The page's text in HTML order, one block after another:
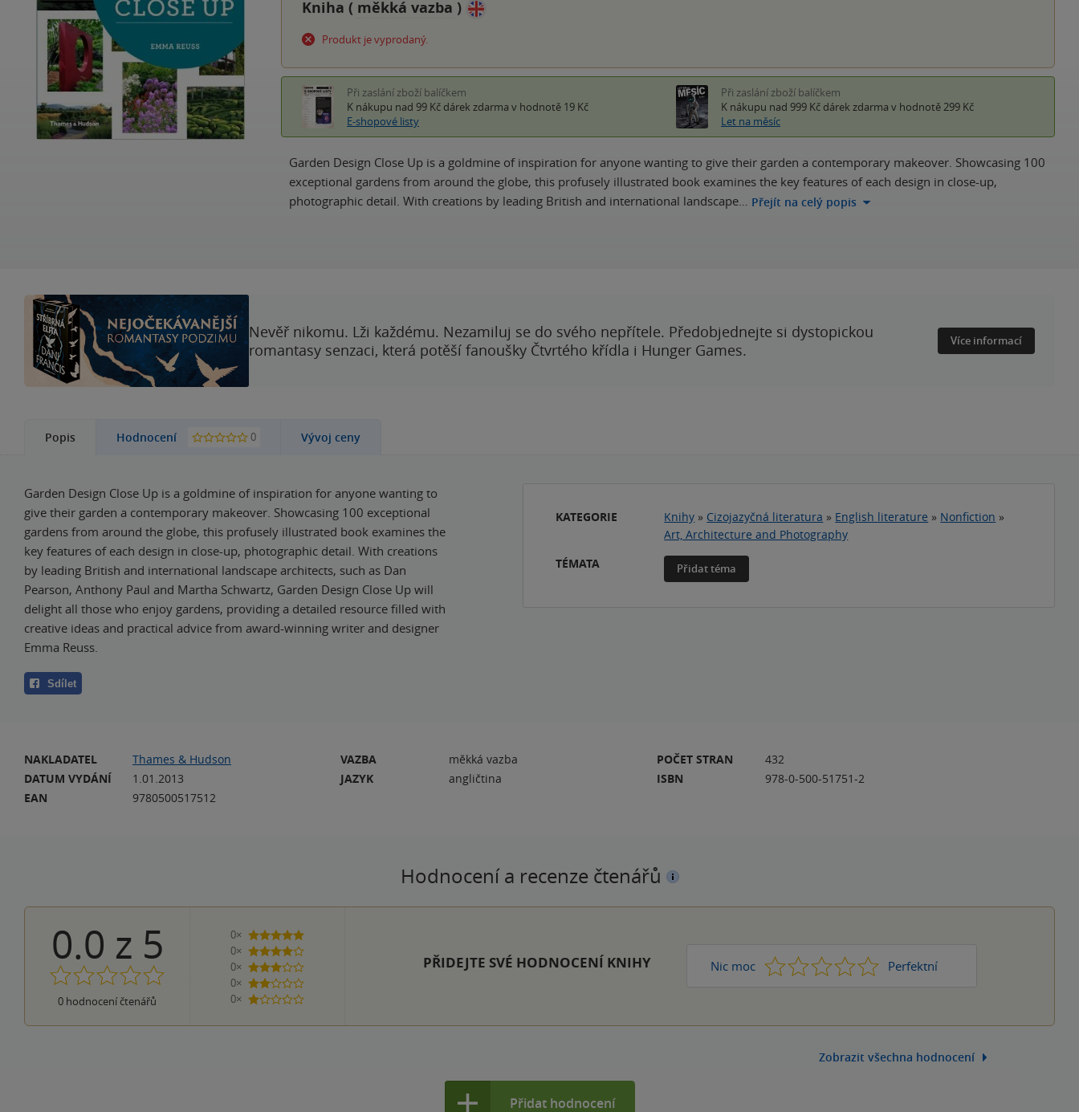
Kniha ( měkká vazba )
Produkt je vyprodaný.
Při zaslání zboží balíčkem
K nákupu nad 99 Kč dárek zdarma v hodnotě 19 Kč
E-shopové listy
Při zaslání zboží balíčkem
K nákupu nad 999 Kč dárek zdarma v hodnotě 299 Kč
Let na měsíc
Garden Design Close Up is a goldmine of inspiration for anyone wanting to give their garden a contemporary makeover. Showcasing 100
exceptional gardens from around the globe, this profusely illustrated book examines the key features of each design in close-up,
photographic detail. With creations by leading British and international landscape… Přejít na celý popis
Nevěř nikomu. Lži každému. Nezamiluj se do svého nepřítele. Předobjednejte si dystopickou
romantasy senzaci, která potěší fanoušky Čtvrtého křídla i Hunger Games.
Více informací
Popis Hodnocení 0 Vývoj ceny
Garden Design Close Up is a goldmine of inspiration for anyone wanting to
give their garden a contemporary makeover. Showcasing 100 exceptional
gardens from around the globe, this profusely illustrated book examines the
key features of each design in close-up, photographic detail. With creations
by leading British and international landscape architects, such as Dan
Pearson, Anthony Paul and Martha Schwartz, Garden Design Close Up will
delight all those who enjoy gardens, providing a detailed resource filled with
creative ideas and practical advice from award-winning writer and designer
Emma Reuss.
Sdílet
KATEGORIE Knihy » Cizojazyčná literatura » English literature » Nonfiction »
Art, Architecture and Photography
TÉMATA
Přidat téma
NAKLADATEL
Thames & Hudson
DATUM VYDÁNÍ
1.01.2013
EAN
9780500517512
VAZBA
měkká vazba
JAZYK
angličtina
POČET STRAN
432
ISBN
978-0-500-51751-2
Hodnocení a recenze čtenářů
0.0 z 5
0 hodnocení čtenářů
0×
5 hvězdiček
0×
4 hvězdičky
0×
3 hvězdičky
0×
2 hvězdičky
0×
1 hvezdička
PŘIDEJTE SVÉ HODNOCENÍ KNIHY Nic moc 1 2 3 4 Perfektní
5
Zobrazit všechna hodnocení
Přidat hodnocení